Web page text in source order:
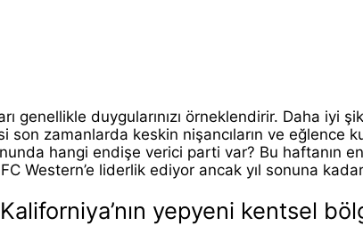
duygularınızı örneklendirir. Daha iyi
zamanlarda keskin nişancıların ve eğlence
hangi endişe verici parti var? Bu haftanın
Western’e liderlik ediyor ancak yıl sonuna
yepyeni kentsel